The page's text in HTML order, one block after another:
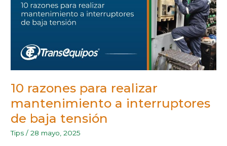
10 razones para realizar
mantenimiento a interruptores
de baja tensión
Tips /28 mayo, 2025
INTERRUPTORES
DE
BAJA
TENSIÓN